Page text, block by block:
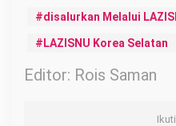
disalurkan Melalui
LAZISNU Korea Selatan
Editor: Rois Saman